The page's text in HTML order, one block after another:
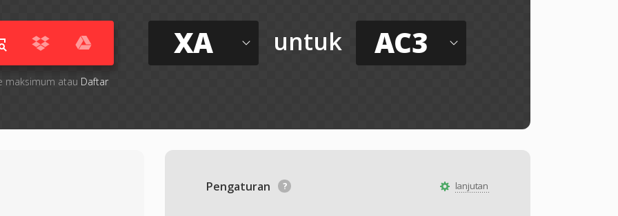
maksimum atau Daftar
XA untuk AC3
lanjutan
Pengaturan